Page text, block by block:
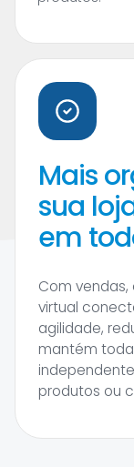
Mais
sua
em
Com
virtual
agilidade,
mantém
produtos ou